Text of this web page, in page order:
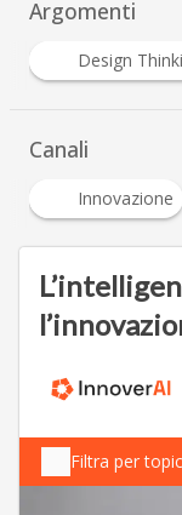
Argomenti
Design
Canali
Innovazione
Filtra per topic